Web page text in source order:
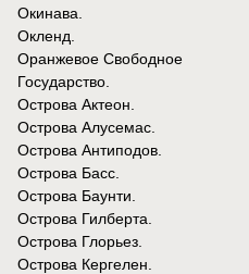
Окинава.
Окленд.
Оранжевое Свободное
Государство.
Острова Актеон.
Острова Алусемас.
Острова Антиподов.
Острова Басс.
Острова Баунти.
Острова Гилберта.
Острова Глорьез.
Острова Кергелен.